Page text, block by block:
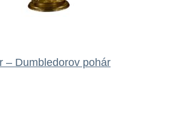
– Dumbledorov pohár